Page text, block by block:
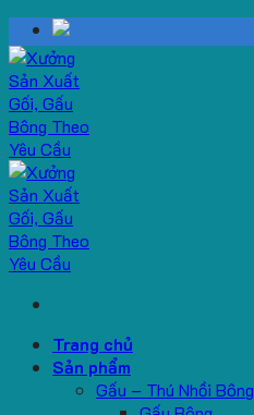
Skip
to
content
Trang chủ
Sản phẩm
Gấu – Thú Nhồi Bông